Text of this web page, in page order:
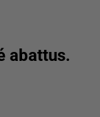
abattus.